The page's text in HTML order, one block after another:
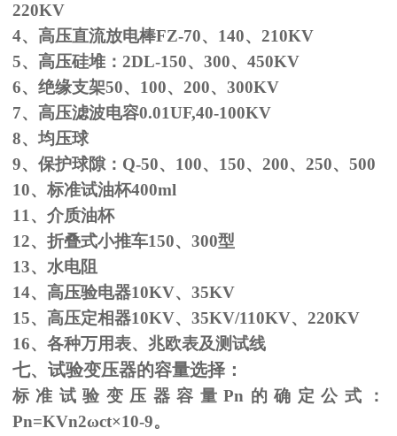
220KV
4、高压直流放电棒FZ-70、 140、 210KV
5、高压硅堆： 2DL-150、 300、 450KV
6、绝缘支架50、 100、 200、 300KV
7、高压滤波电容0.01UF,40-100KV
8、均压球
9、保护球隙： Q-50、 100、 150、 200、 250、 500
10、标准试油杯400ml
11、介质油杯
12、折叠式小推车150、 300型
13、水电阻
14、高压验电器10KV、 35KV
15、高压定相器10KV、 35KV/110KV、 220KV
16、各种万用表、兆欧表及测试线
七、试验变压器的容量选择：
标准试验变压器容量Pn 的确定公式：
Pn=KVn2ωct×10-9。